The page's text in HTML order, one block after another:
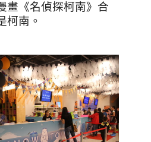
畫《名偵探柯南》合
柯南。